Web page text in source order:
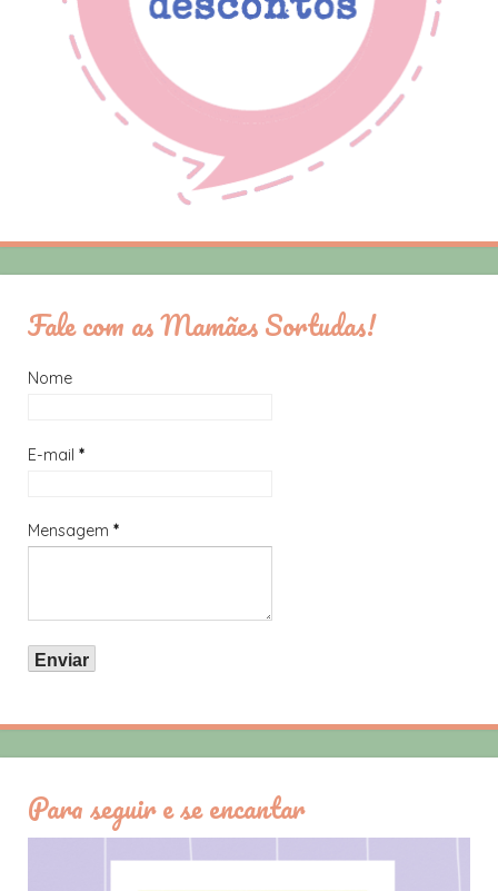
Fale com as Mamães Sortudas!
Nome
E-mail *
Mensagem *
Para seguir e se encantar